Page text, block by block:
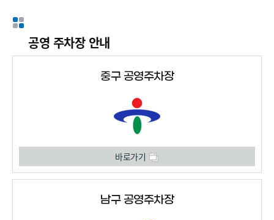
공영 주차장 안내
중구 공영주차장
바로가기
남구 공영주차장